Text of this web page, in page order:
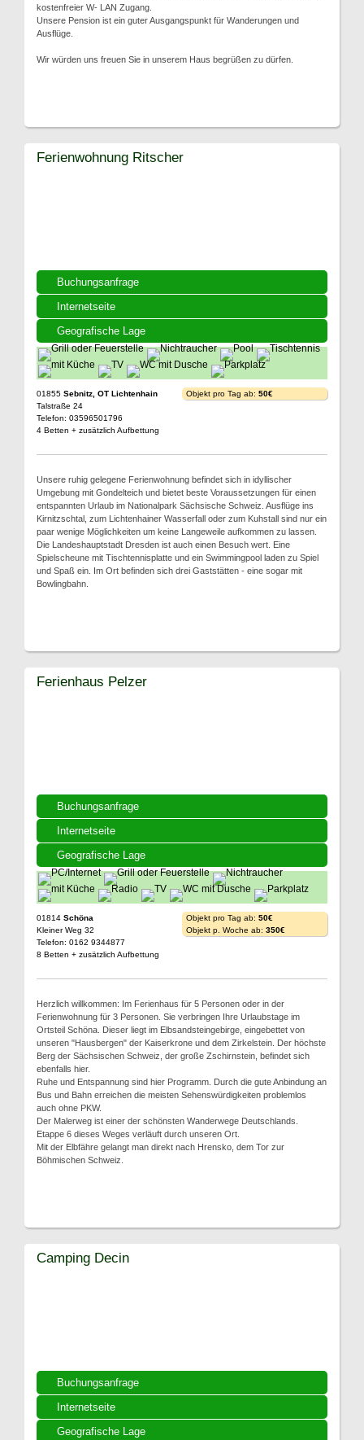
kostenfreier W- LAN Zugang.
Unsere Pension ist ein guter Ausgangspunkt für Wanderungen und
Ausflüge.
Wir würden uns freuen Sie in unserem Haus begrüßen zu dürfen.
Buchungsanfrage
Internetseite
Geografische Lage
Ferienwohnung Ritscher
01855 Sebnitz, OT Lichtenhain
Talstraße 24
Telefon: 03596501796
4 Betten + zusätzlich Aufbettung
Objekt pro Tag ab: 50€
Unsere ruhig gelegene Ferienwohnung befindet sich in idyllischer
Umgebung mit Gondelteich und bietet beste Voraussetzungen für einen
entspannten Urlaub im Nationalpark Sächsische Schweiz. Ausflüge ins
Kirnitzschtal, zum Lichtenhainer Wasserfall oder zum Kuhstall sind nur ein
paar wenige Möglichkeiten um keine Langeweile aufkommen zu lassen.
Die Landeshauptstadt Dresden ist auch einen Besuch wert. Eine
Spielscheune mit Tischtennisplatte und ein Swimmingpool laden zu Spiel
und Spaß ein. Im Ort befinden sich drei Gaststätten - eine sogar mit
Bowlingbahn.
Buchungsanfrage
Internetseite
Geografische Lage
Ferienhaus Pelzer
01814 Schöna
Kleiner Weg 32
Telefon: 0162 9344877
8 Betten + zusätzlich Aufbettung
Objekt pro Tag ab: 50€
Objekt p. Woche ab: 350€
Herzlich willkommen: Im Ferienhaus für 5 Personen oder in der
Ferienwohnung für 3 Personen. Sie verbringen Ihre Urlaubstage im
Ortsteil Schöna. Dieser liegt im Elbsandsteingebirge, eingebettet von
unseren "Hausbergen" der Kaiserkrone und dem Zirkelstein. Der höchste
Berg der Sächsischen Schweiz, der große Zschirnstein, befindet sich
ebenfalls hier.
Ruhe und Entspannung sind hier Programm. Durch die gute Anbindung an
Bus und Bahn erreichen die meisten Sehenswürdigkeiten problemlos
auch ohne PKW.
Der Malerweg ist einer der schönsten Wanderwege Deutschlands.
Etappe 6 dieses Weges verläuft durch unseren Ort.
Mit der Elbfähre gelangt man direkt nach Hrensko, dem Tor zur
Böhmischen Schweiz.
Buchungsanfrage
Internetseite
Geografische Lage
Camping Decin